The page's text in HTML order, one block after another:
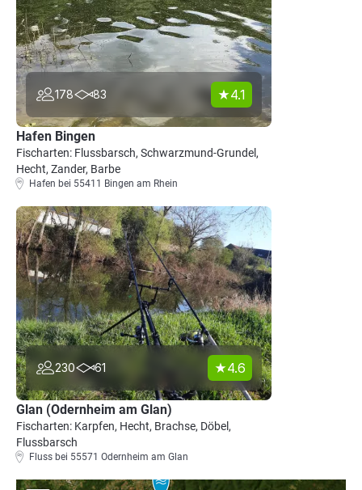
178 83 4.1
Hafen Bingen
Fischarten: Flussbarsch, Schwarzmund-Grundel,
Hecht, Zander, Barbe
Hafen bei 55411 Bingen am Rhein
230 61 4.6
Glan (Odernheim am Glan)
Fischarten: Karpfen, Hecht, Brachse, Döbel,
Flussbarsch
Fluss bei 55571 Odernheim am Glan